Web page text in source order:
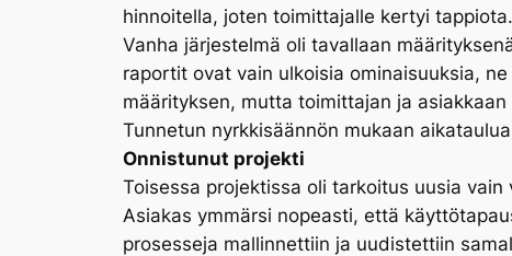
hinnoitella, joten toimittajalle kertyi
Vanha järjestelmä oli tavallaan
raportit ovat vain ulkoisia ominaisuuksia,
määrityksen, mutta toimittajan ja
Tunnetun nyrkkisäännön mukaan
Onnistunut projekti
Toisessa projektissa oli tarkoitus uusia
Asiakas ymmärsi nopeasti, että
prosesseja mallinnettiin ja uudistettiin